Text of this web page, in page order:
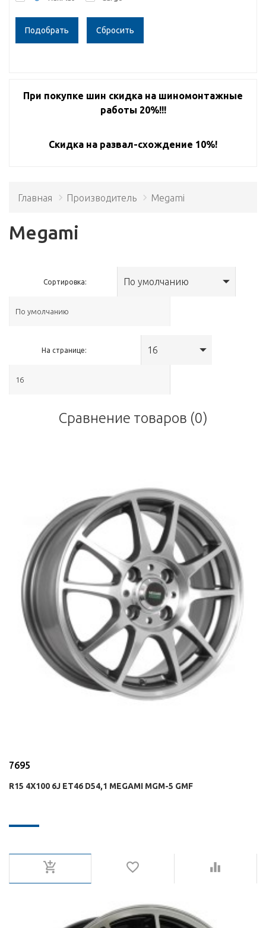
Сбросить
При покупке шин скидка на шиномонтажные
работы 20%!!!
Скидка на развал-схождение 10%!
Главная Производитель Megami
Megami
Сортировка: По умолчанию
На странице: 16
Сравнение товаров (0)
7695
R15 4X100 6J ET46 D54,1 MEGAMI MGM-5 GMF